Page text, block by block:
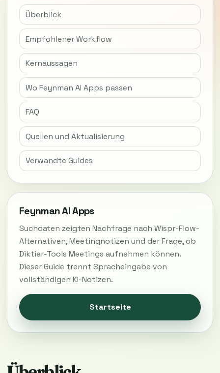
Überblick
Empfohlener Workflow
Kernaussagen
Wo Feynman AI Apps passen
FAQ
Quellen und Aktualisierung
Verwandte Guides
Feynman AI Apps
Suchdaten zeigten Nachfrage nach Wispr-Flow-
Alternativen, Meetingnotizen und der Frage, ob
Diktier-Tools Meetings aufnehmen können.
Dieser Guide trennt Spracheingabe von
vollständigen KI-Notizen.
Startseite